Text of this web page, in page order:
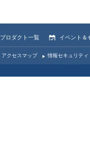
プロダクト一覧 イベント＆
アクセスマップ 情報セキュリテ